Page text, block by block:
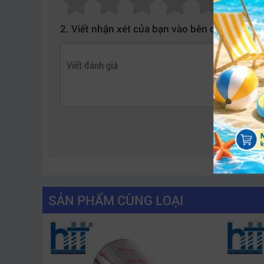
3. Ứng dụng thực tế của ruy băng
Ruy băng ERC38B được sử dụng rộng rãi
Nhà hàng, quán café – in hóa đơn thanh
Siêu thị, cửa hàng tiện lợi – đảm bảo hóa
Ngân hàng, kho bãi – dùng để in biên nhận
Văn phòng doanh nghiệp – phục vụ công
4. Hướng dẫn sử dụng và bảo quản
Để đạt hiệu quả in tối ưu, người dùng nên lưu ý
Bảo quản nơi khô ráo, tránh ánh nắng trực
Không chạm tay vào phần mực, tránh gây
Vệ sinh đầu in định kỳ để tránh bụi bẩn ảnh
Thay mới ruy băng khi chữ in bắt đầu mờ –
2. Viết nhận xét của bạn vào bên dưới:
SẢN PHẨM CÙNG LOẠI